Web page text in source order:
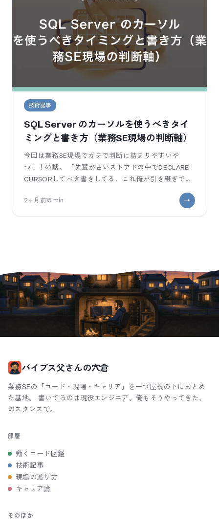
技術記事
SQL Server のカーソルを使うべきタイ
ミングと書き方（業務SE現場の判断軸）
今回は業務SE現場でガチで判断に詰まりやすいや
つ！！の話。 「先輩が古いストアドの中でDECLARE
CURSORしてベタ書きしてる、これ俺が引き継ぎで保
2ヶ月前15 min
バイブス父さんの穴倉
業務SEの「コード・現場・キャリア」を一つ屋根の下にまとめ
た基地。 書いてるのは現役エンジニア。俺もそうやってきた、
のスタンスで。
部屋
動くコード図鑑
技術記事
現場の渡り方
キャリア論
そのほか